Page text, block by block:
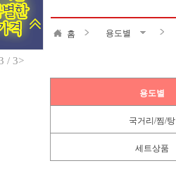
/ 3>
홈 용도별
용도별
국거리/찜/탕
세트상품